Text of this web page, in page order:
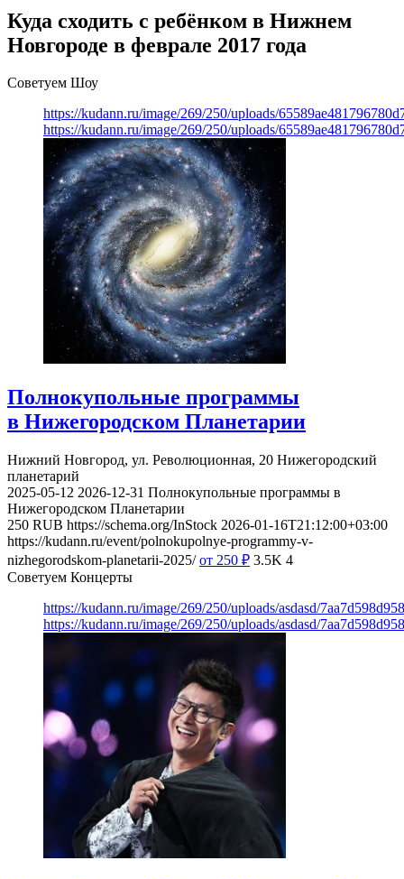
Куда сходить с ребёнком в Нижнем
Новгороде в феврале 2017 года
Советуем Шоу
https://kudann.ru/image/269/250/uploads/
https://kudann.ru/image/269/250/uploads/
Полнокупольные программы
в Нижегородском Планетарии
Нижний Новгород, ул. Революционная, 20 Нижегородский
планетарий
2025-05-12 2026-12-31 Полнокупольные программы в
Нижегородском Планетарии
250 RUB https://schema.org/InStock 2026-01-16T21:12:00+03:00
https://kudann.ru/event/polnokupolnye-programmy-v-
nizhegorodskom-planetarii-2025/ от 250 ₽ 3.5K 4
Советуем Концерты
https://kudann.ru/image/269/250/uploads/asdasd/
https://kudann.ru/image/269/250/uploads/asdasd/